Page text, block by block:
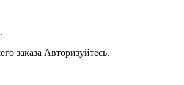
заказа Авторизуйтесь.